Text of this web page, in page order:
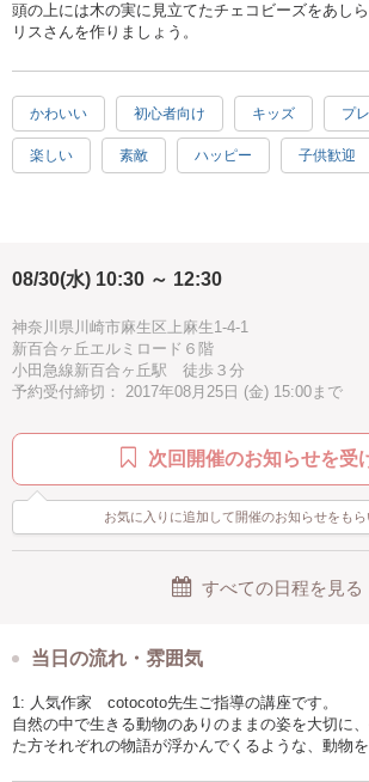
頭の上には木の実に見立てたチェコビーズをあし
リスさんを作りましょう。
かわいい 初心者向け キッズ プ
楽しい 素敵 ハッピー 子供歓迎
ナチュ
08/30(水) 10:30 ～ 12:30
神奈川県川崎市麻生区上麻生1-4-1
新百合ヶ丘エルミロード６階
小田急線新百合ヶ丘駅 徒歩３分
予約受付締切： 2017年08月25日 (金) 15:00まで
次回開催のお知らせを受
お気に入りに追加して開催のお知らせをもら
すべての日程を見る
当日の流れ・雰囲気
1: 人気作家 cotocoto先生ご指導の講座です。
自然の中で生きる動物のありのままの姿を大切に
た方それぞれの物語が浮かんでくるような、動物を